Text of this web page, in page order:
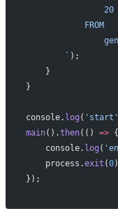
                20
            FROM
        `
);
    }
}
console. log ( 'start'
main().then(() => {
    console.
log (
    process.
exit (0
});